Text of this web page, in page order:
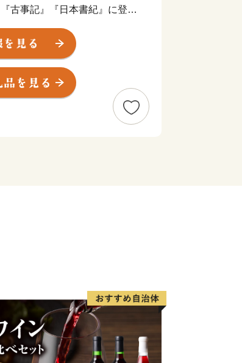
古事記』『日本書紀』に登場
に、日本最大の319基の古墳
とばる）古墳群」や、天正遣
謁見した伊東マンショが誕生
城跡」があるなど歴史ロマン
秋はコスモス約300万本が咲